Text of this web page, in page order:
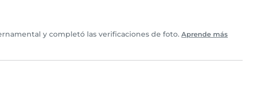
y completó las verificaciones de foto. Aprende más